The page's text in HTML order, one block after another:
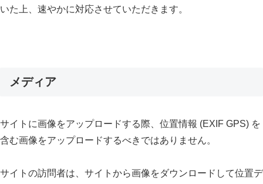
いた上、速やかに対応させていただきます。
メディア
サイトに画像をアップロードする際、位置情報 (EXIF GPS) を
含む画像をアップロードするべきではありません。
サイトの訪問者は、サイトから画像をダウンロードして位置デ